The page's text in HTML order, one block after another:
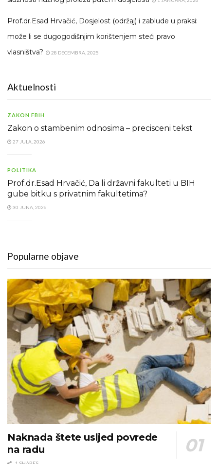
Prof.dr.Esad Hrvačić, Dosjelost (održaj) i zablude u praksi:
može li se dugogodišnjim korištenjem steći pravo
vlasništva?
28 DECEMBRA, 2025
Aktuelnosti
ZAKON FBIH
Zakon o stambenim odnosima – precisceni tekst
27 JULA, 2026
POLITIKA
Prof.dr.Esad Hrvačić, Da li državni fakulteti u BIH
gube bitku s privatnim fakultetima?
30 JUNA, 2026
Popularne objave
Naknada štete usljed povrede
na radu